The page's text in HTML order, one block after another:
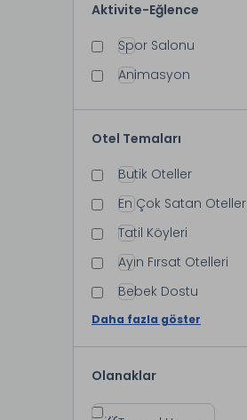
Aktivite-Eğlence
Spor Salonu
Animasyon
Otel Temaları
Butik Oteller
En Çok Satan Oteller
Tatil Köyleri
Ayın Fırsat Otelleri
Bebek Dostu
Daha fazla göster
Olanaklar